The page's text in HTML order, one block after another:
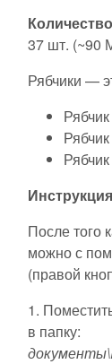
37 шт. (~90
Рябчики —
После того
можно с
(правой
1.
в папку: